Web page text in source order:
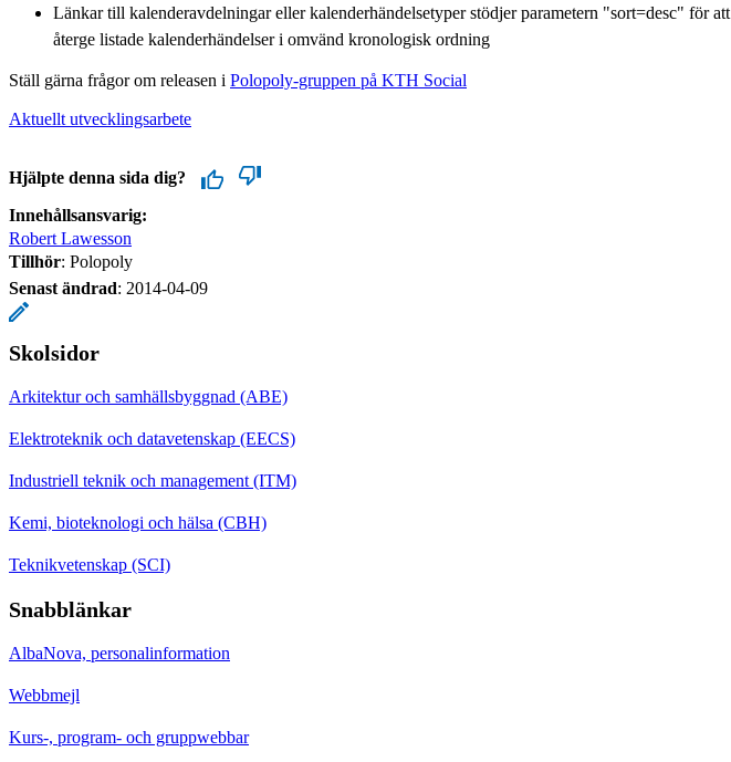
Länkar till kalenderavdelningar eller kalenderhändelsetyper stödjer parametern "sort=desc" för att
återge listade kalenderhändelser i omvänd kronologisk ordning
Ställ gärna frågor om releasen i Polopoly-gruppen på KTH Social
Aktuellt utvecklingsarbete
Hjälpte denna sida dig?
Innehållsansvarig:
Robert Lawesson
Tillhör: Polopoly
Senast ändrad: 2014-04-09
Skolsidor
Arkitektur och samhällsbyggnad (ABE)
Elektroteknik och datavetenskap (EECS)
Industriell teknik och management (ITM)
Kemi, bioteknologi och hälsa (CBH)
Teknikvetenskap (SCI)
Snabblänkar
AlbaNova, personalinformation
Webbmejl
Kurs-, program- och gruppwebbar